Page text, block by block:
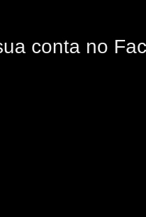
conta no